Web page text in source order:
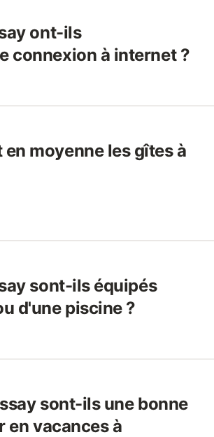
ont-ils
connexion à internet ?
moyenne les gîtes à
sont-ils équipés
d'une piscine ?
sont-ils une bonne
vacances à